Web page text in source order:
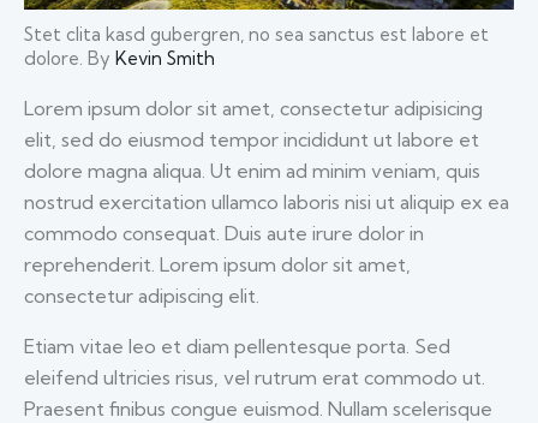
Stet clita kasd gubergren, no sea sanctus est labore et
dolore. By Kevin Smith
Lorem ipsum dolor sit amet, consectetur adipisicing
elit, sed do eiusmod tempor incididunt ut labore et
dolore magna aliqua. Ut enim ad minim veniam, quis
nostrud exercitation ullamco laboris nisi ut aliquip ex ea
commodo consequat. Duis aute irure dolor in
reprehenderit. Lorem ipsum dolor sit amet,
consectetur adipiscing elit.
Etiam vitae leo et diam pellentesque porta. Sed
eleifend ultricies risus, vel rutrum erat commodo ut.
Praesent finibus congue euismod. Nullam scelerisque